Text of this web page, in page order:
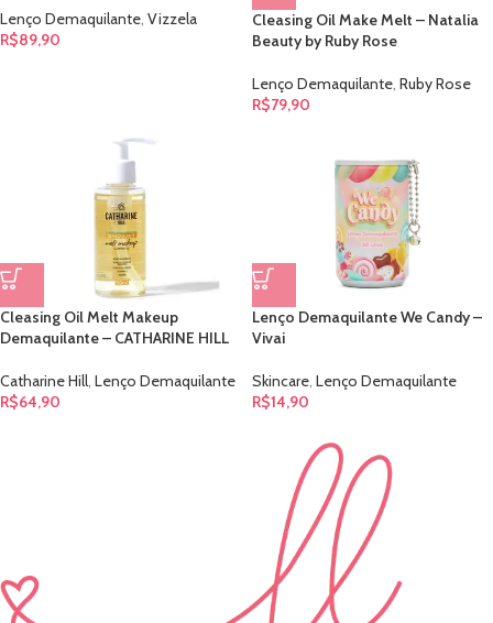
Lenço Demaquilante, Vizzela
R$89,90
Cleasing Oil Make Melt – Natalia
Beauty by Ruby Rose
Lenço Demaquilante, Ruby Rose
R$79,90
Cleasing Oil Melt Makeup
Demaquilante – CATHARINE HILL
Catharine Hill, Lenço Demaquilante
R$64,90
Lenço Demaquilante We Candy –
Vivai
Skincare, Lenço Demaquilante
R$14,90